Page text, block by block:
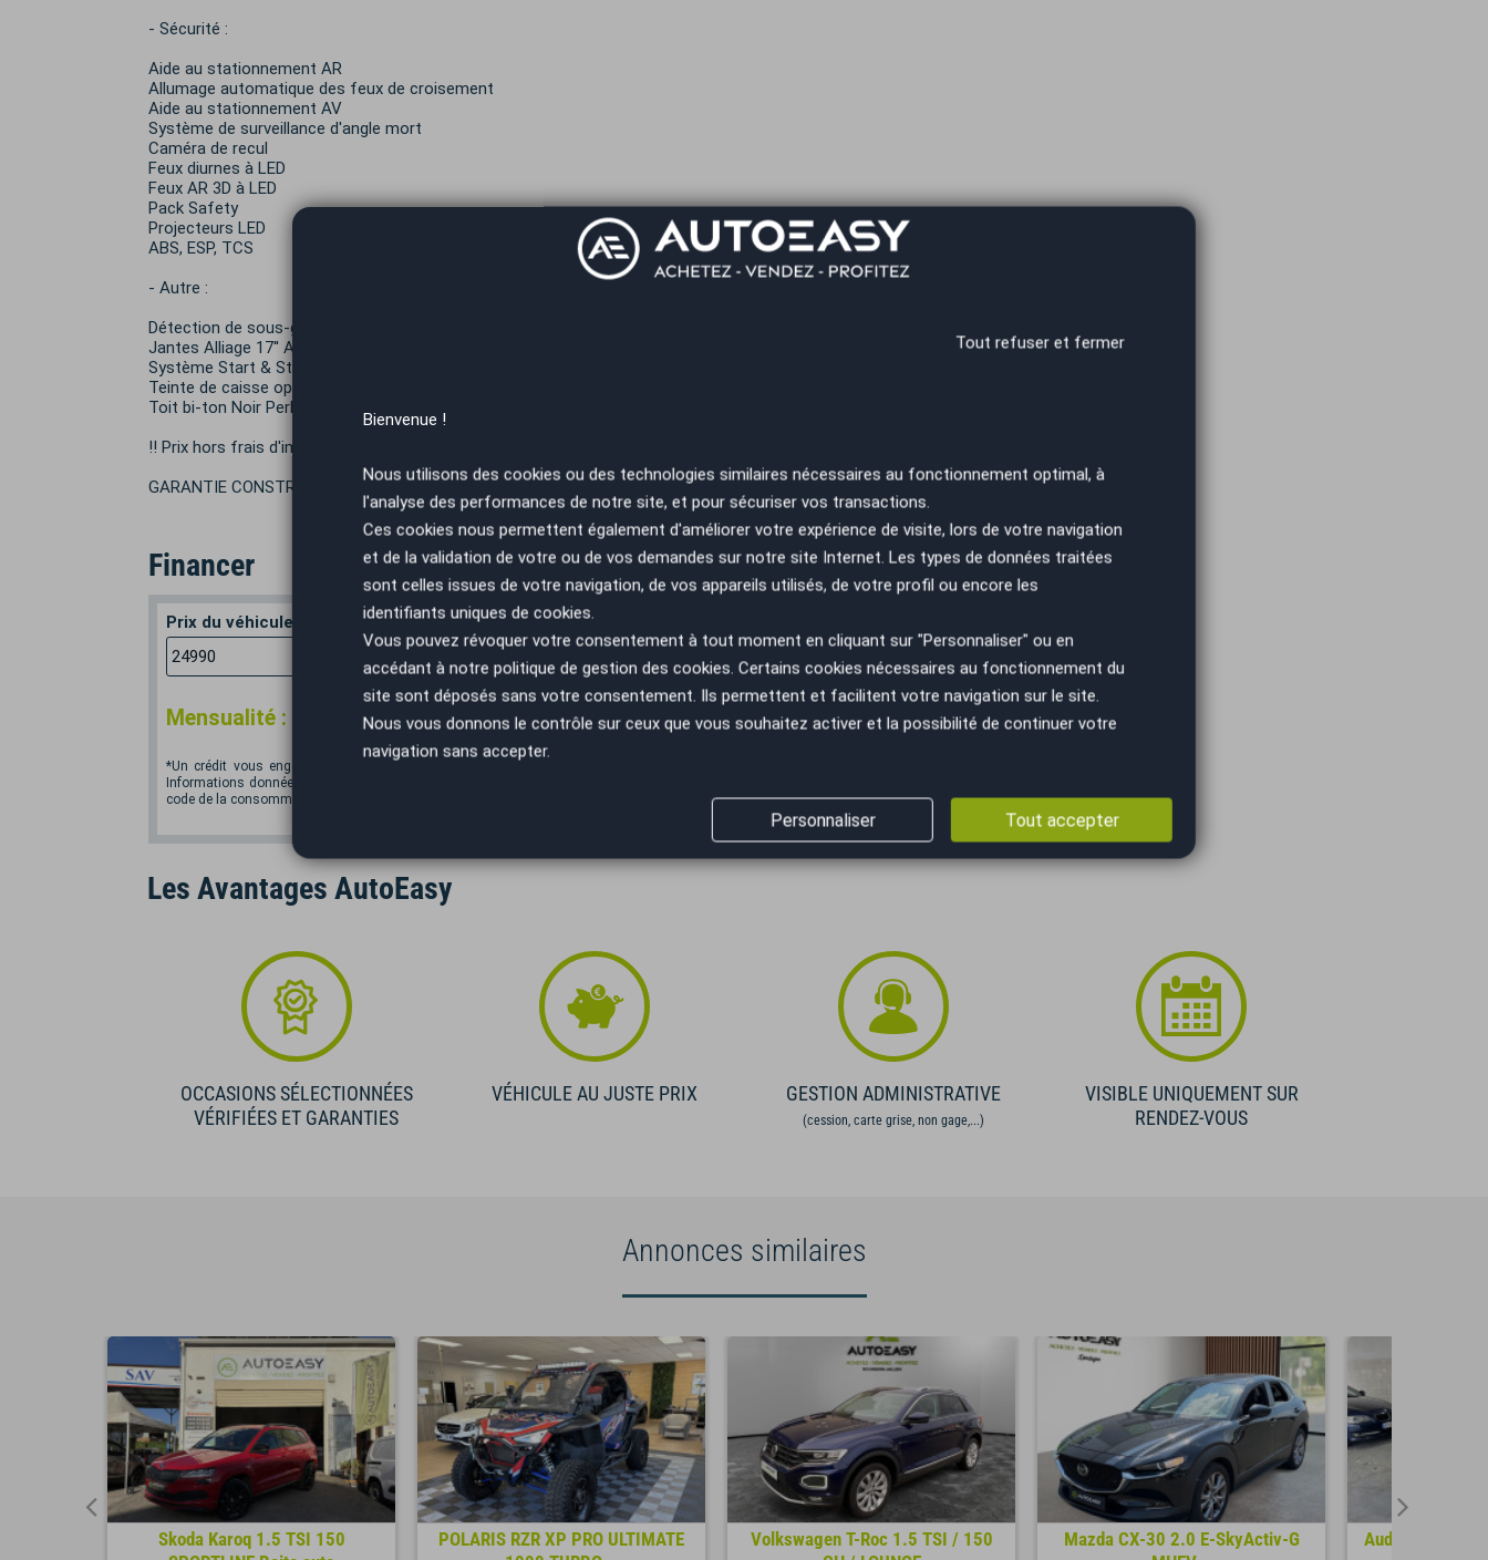
- Sécurité :
Aide au stationnement AR
Allumage automatique des feux de croisement
Aide au stationnement AV
Système de surveillance d'angle mort
Caméra de recul
Feux diurnes à LED
Feux AR 3D à LED
Pack Safety
Projecteurs LED
ABS, ESP, TCS
- Autre :
Détection de sous-gonflage des pneumatiques.
Jantes Alliage 17'' ARAGONITE Diamantées avec pneumatiques
Système Start & Stop
Teinte de caisse opaque Blanc Banquise
Toit bi-ton Noir Perla Nera
!! Prix hors frais d'immatriculation !!
GARANTIE CONSTRUCTEUR 2 ANS
Financer
Prix du véhicule Apport en €
€
Mensualité : €/mois Recevoir la simulation
*Un crédit vous engage et doit être remboursé. Vérifiez vos capacités de remboursement avant de vous engager.
Informations données à titre indicatif et non contractuelles. Afin de respecter les dispositions de l'article L331.-4 du
code de la consommation. Crédit sans assurance. Voir conditions en agence.
Les Avantages AutoEasy
OCCASIONS SÉLECTIONNÉES
VÉRIFIÉES ET GARANTIES
VÉHICULE AU JUSTE PRIX GESTION ADMINISTRATIVE
(cession, carte grise, non gage,...)
VISIBLE UNIQUEMENT SUR
RENDEZ-VOUS
Annonces similaires
Skoda Karoq 1.5 TSI 150
POLARIS RZR XP PRO ULTIMATE
Volkswagen T-Roc 1.5 TSI / 150
Mazda CX-30 2.0 E-SkyActiv-G
Audi Q3
Tout refuser et fermer
Bienvenue !
Nous utilisons des cookies ou des technologies similaires nécessaires au fonctionnement optimal, à
l'analyse des performances de notre site, et pour sécuriser vos transactions.
Ces cookies nous permettent également d'améliorer votre expérience de visite, lors de votre navigation
et de la validation de votre ou de vos demandes sur notre site Internet. Les types de données traitées
sont celles issues de votre navigation, de vos appareils utilisés, de votre profil ou encore les
identifiants uniques de cookies.
Vous pouvez révoquer votre consentement à tout moment en cliquant sur "Personnaliser" ou en
accédant à notre politique de gestion des cookies. Certains cookies nécessaires au fonctionnement du
site sont déposés sans votre consentement. Ils permettent et facilitent votre navigation sur le site.
Nous vous donnons le contrôle sur ceux que vous souhaitez activer et la possibilité de continuer votre
navigation sans accepter.
Tout accepter
Personnaliser